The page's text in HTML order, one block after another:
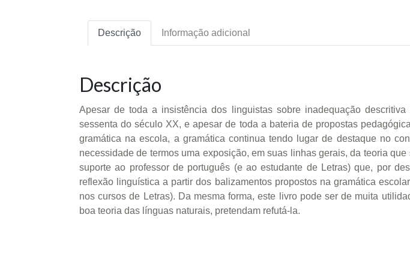
Descrição Informação adicional
Descrição
Apesar de toda a insistência dos linguistas sobre inadequação
sessenta do século XX, e apesar de toda a bateria de propostas
gramática na escola, a gramática continua tendo lugar de destaque no
necessidade de termos uma exposição, em suas linhas gerais, da teoria
suporte ao professor de português (e ao estudante de Letras) que, por
reflexão linguística a partir dos balizamentos propostos na gramática
nos cursos de Letras). Da mesma forma, este livro pode ser de muita
boa teoria das línguas naturais, pretendam refutá-la.